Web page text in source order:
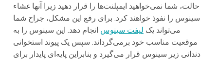
حالت، شما نمی‌خواهید ایمپلنت‌ها را قرار دهید زیرا آنها غشاء
سینوس را نفوذ خواهند کرد. برای رفع این مشکل، جراح شما
می‌تواند یک لیفت سینوس انجام دهد. این سینوس را به
موقعیت مناسب خود برمی‌گرداند. سپس یک پیوند استخوانی
دندانی زیر سینوس قرار می‌گیرد و بنابراین پایه‌ای پایدار برای